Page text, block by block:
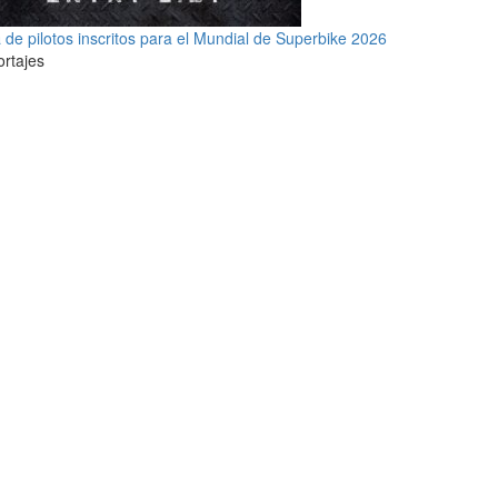
de pilotos inscritos para el Mundial de Superbike 2026